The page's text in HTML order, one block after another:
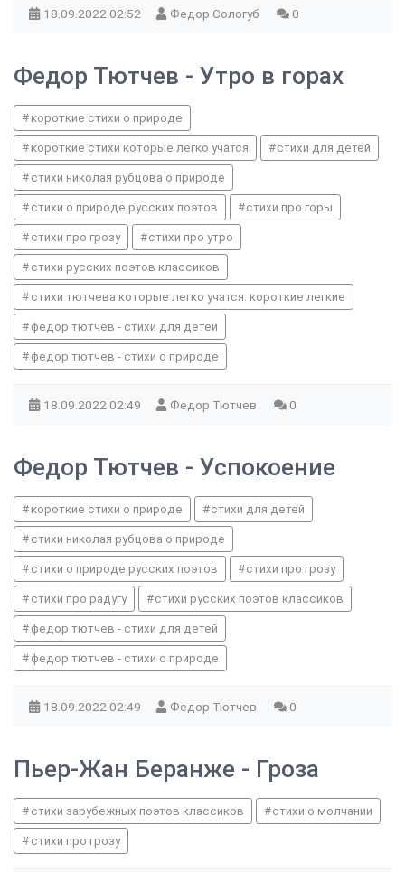
18.09.2022 02:52 Федор Сологуб 0
Федор Тютчев - Утро в горах
короткие стихи о природе
короткие стихи которые легко учатся стихи для детей
стихи николая рубцова о природе
стихи о природе русских поэтов стихи про горы
стихи про грозу стихи про утро
стихи русских поэтов классиков
стихи тютчева которые легко учатся: короткие легкие
федор тютчев - стихи для детей
федор тютчев - стихи о природе
18.09.2022 02:49 Федор Тютчев 0
Федор Тютчев - Успокоение
короткие стихи о природе стихи для детей
стихи николая рубцова о природе
стихи о природе русских поэтов стихи про грозу
стихи про радугу стихи русских поэтов классиков
федор тютчев - стихи для детей
федор тютчев - стихи о природе
18.09.2022 02:49 Федор Тютчев 0
Пьер-Жан Беранже - Гроза
стихи зарубежных поэтов классиков стихи о молчании
стихи про грозу